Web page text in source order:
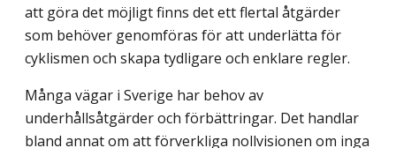
att göra det möjligt finns det ett flertal åtgärder
som behöver genom­föras för att underlätta för
cyklismen och skapa tydligare och enklare regler.
Många vägar i Sverige har behov av
underhållsåtgärder och förbättringar. Det handlar
bland annat om att förverkliga nollvisionen om inga